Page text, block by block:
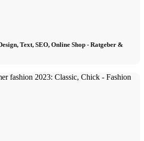
Text, SEO, Online Shop - Ratgeber &